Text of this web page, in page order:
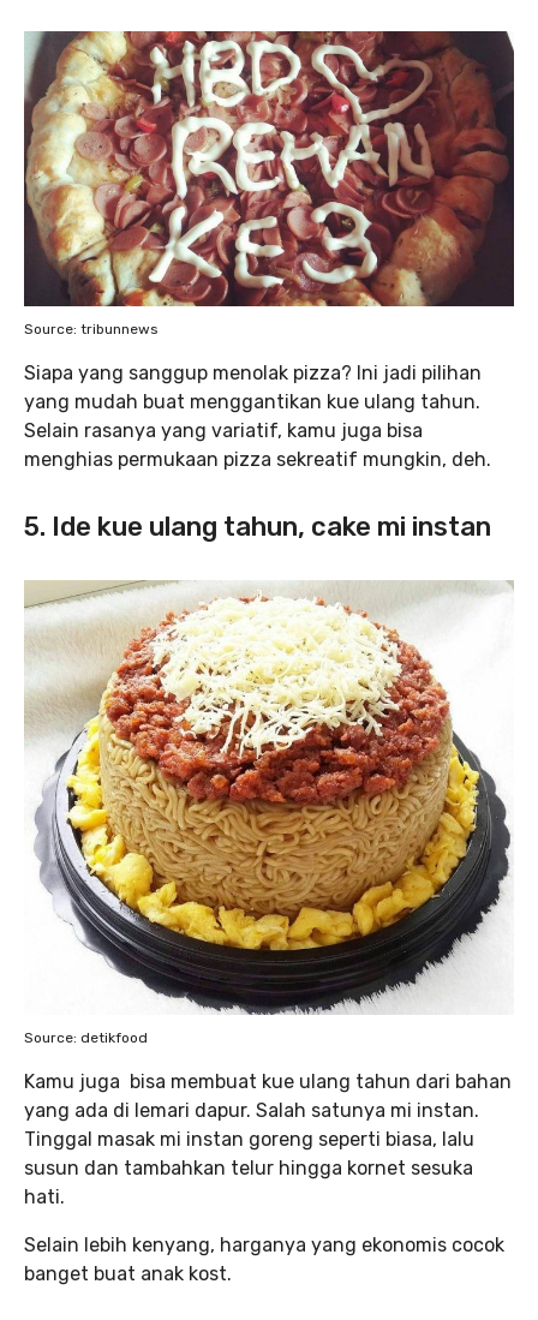
Source: tribunnews
Siapa yang sanggup menolak pizza? Ini jadi pilihan
yang mudah buat menggantikan kue ulang tahun.
Selain rasanya yang variatif, kamu juga bisa
menghias permukaan pizza sekreatif mungkin, deh.
5. Ide kue ulang tahun, cake mi instan
Source: detikfood
Kamu juga bisa membuat kue ulang tahun dari bahan
yang ada di lemari dapur. Salah satunya mi instan.
Tinggal masak mi instan goreng seperti biasa, lalu
susun dan tambahkan telur hingga kornet sesuka
hati.
Selain lebih kenyang, harganya yang ekonomis cocok
banget buat anak kost.